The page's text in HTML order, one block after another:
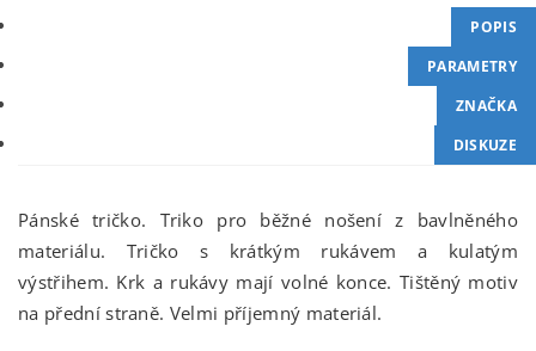
POPIS
PARAMETRY
ZNAČKA
DISKUZE
Pánské tričko. Triko pro běžné nošení z bavlněného
materiálu. Tričko s krátkým rukávem a kulatým
výstřihem. Krk a rukávy mají volné konce. Tištěný motiv
na přední straně. Velmi příjemný materiál.